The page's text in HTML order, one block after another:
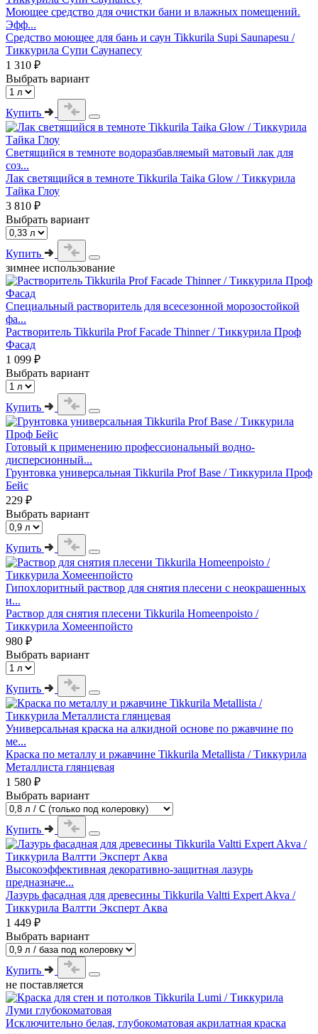
Моющее средство для очистки бани и влажных помещений.
Эфф...
Средство моющее для бань и саун Tikkurila Supi Saunapesu /
Тиккурила Супи Саунапесу
1 310 ₽
Выбрать вариант
Купить
Светящийся в темноте водоразбавляемый матовый лак для
соз...
Лак светящийся в темноте Tikkurila Taika Glow / Тиккурила
Тайка Глоу
3 810 ₽
Выбрать вариант
Купить
зимнее использование
Специальный растворитель для всесезонной морозостойкой
фа...
Растворитель Tikkurila Prof Facade Thinner / Тиккурила Проф
Фасад
1 099 ₽
Выбрать вариант
Купить
Готовый к применению профессиональный водно-
дисперсионный...
Грунтовка универсальная Tikkurila Prof Base / Тиккурила Проф
Бейс
229 ₽
Выбрать вариант
Купить
Гипохлоритный раствор для снятия плесени с неокрашенных
и...
Раствор для снятия плесени Tikkurila Homeenpoisto /
Тиккурила Хомеенпойсто
980 ₽
Выбрать вариант
Купить
Универсальная краска на алкидной основе по ржавчине по
ме...
Краска по металлу и ржавчине Tikkurila Metallista / Тиккурила
Металлиста глянцевая
1 580 ₽
Выбрать вариант
Купить
Высокоэффективная декоративно-защитная лазурь
предназначе...
Лазурь фасадная для древесины Tikkurila Valtti Expert Akva /
Тиккурила Валтти Эксперт Аква
1 449 ₽
Выбрать вариант
Купить
не поставляется
Исключительно белая, глубокоматовая акрилатная краска